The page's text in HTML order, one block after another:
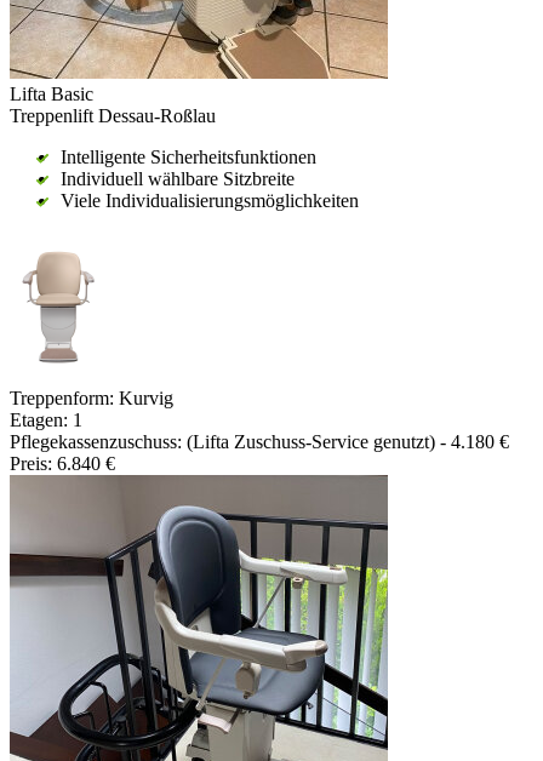
Lifta Basic
Treppenlift Dessau-Roßlau
Intelligente Sicherheitsfunktionen
Individuell wählbare Sitzbreite
Viele Individualisierungsmöglichkeiten
Treppenform: Kurvig
Etagen: 1
Pflegekassenzuschuss: (Lifta Zuschuss-Service genutzt) - 4.180 €
Preis: 6.840 €